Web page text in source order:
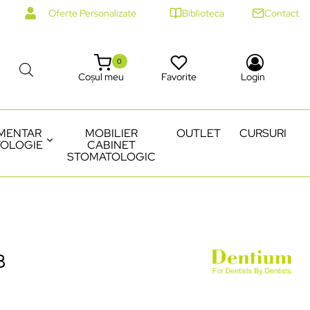
Oferte Personalizate Biblioteca Contact
Coșul meu
0
Favorite Login
MOBILIER
CABINET
STOMATOLOGIC
OUTLET CURSURI